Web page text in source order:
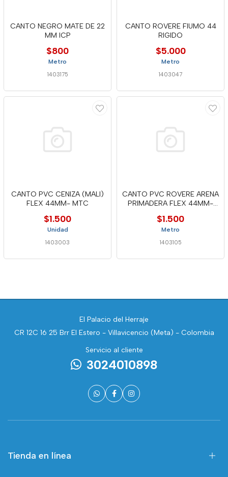
CANTO NEGRO MATE DE 22
MM ICP
$800
Metro
1403175
CANTO ROVERE FIUMO 44
RIGIDO
$5.000
Metro
1403047
CANTO PVC CENIZA (MALI)
FLEX 44MM- MTC
$1.500
Unidad
1403003
CANTO PVC ROVERE ARENA
PRIMADERA FLEX 44MM-
$1.500
Metro
1403105
El Palacio del Herraje
CR 12C 16 25 Brr El Estero - Villavicencio (Meta) - Colombia
Servicio al cliente
3024010898
Tienda en línea